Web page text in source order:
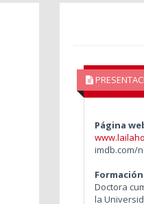
Página
imdb.com/
Formación
Doctora
la